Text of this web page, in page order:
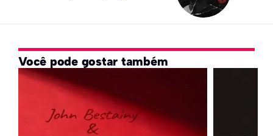
Você pode gostar também